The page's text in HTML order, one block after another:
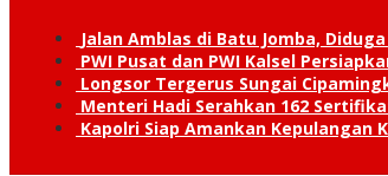
Jalan Amblas di Batu Jomba,
PWI Pusat dan PWI Kalsel
Longsor Tergerus Sungai
Menteri Hadi Serahkan 162
Kapolri Siap Amankan Kepulangan